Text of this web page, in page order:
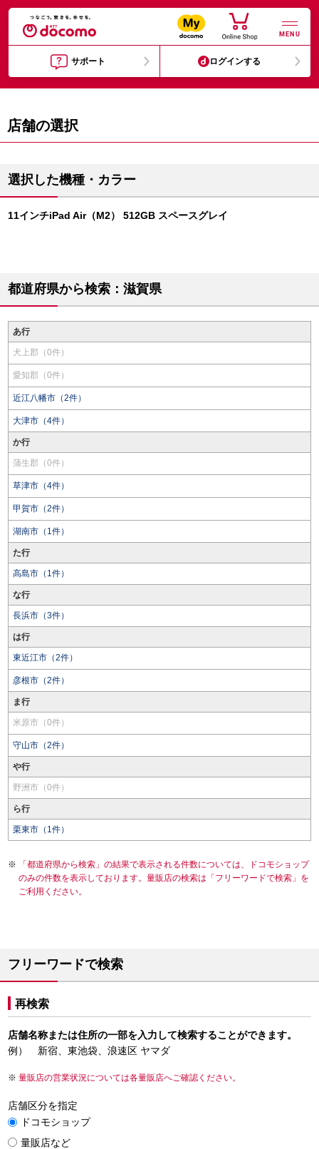
MENU
サポート ログインする
店舗の選択
選択した機種・カラー
11インチiPad Air（M2） 512GB スペースグレイ
都道府県から検索：滋賀県
あ行
犬上郡（0件）
愛知郡（0件）
近江八幡市（2件）
大津市（4件）
か行
蒲生郡（0件）
草津市（4件）
甲賀市（2件）
湖南市（1件）
た行
高島市（1件）
な行
長浜市（3件）
は行
東近江市（2件）
彦根市（2件）
ま行
米原市（0件）
守山市（2件）
や行
野洲市（0件）
ら行
栗東市（1件）
「都道府県から検索」の結果で表示される件数については、ドコモショップ
のみの件数を表示しております。量販店の検索は「フリーワードで検索」を
ご利用ください。
フリーワードで検索
再検索
店舗名称または住所の一部を入力して検索することができます。
例） 新宿、東池袋、浪速区 ヤマダ
量販店の営業状況については各量販店へご確認ください。
店舗区分を指定
ドコモショップ
量販店など